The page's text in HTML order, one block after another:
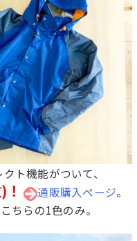
ト機能がついて、
)！ 通販購入ページ。
ちらの1色のみ。